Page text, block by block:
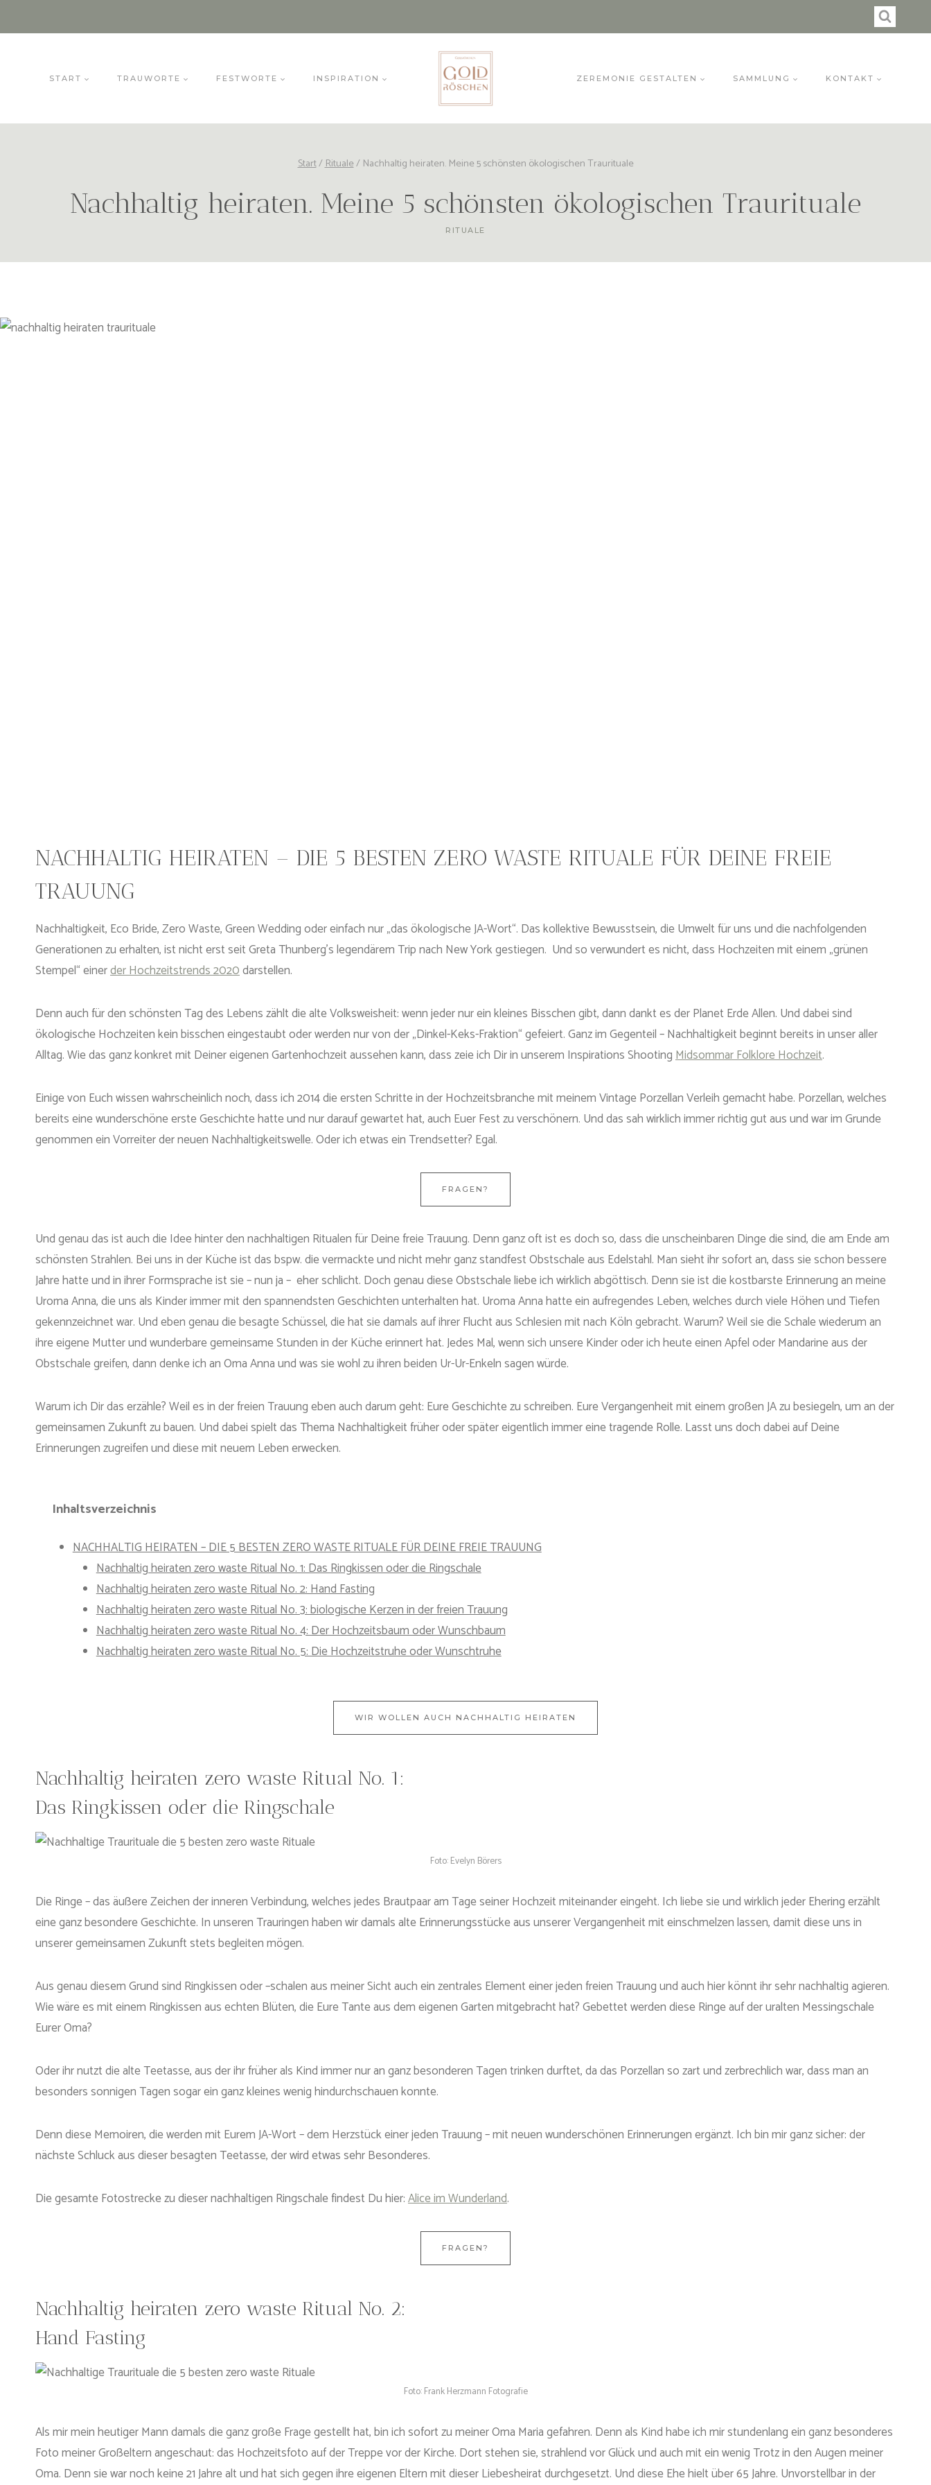
Inhalt
START TRAUWORTE FESTWORTE INSPIRATION ZEREMONIE GESTALTEN SAMMLUNG KONTAKT
Start/Rituale/ Nachhaltig heiraten. Meine 5 schönsten ökologischen Traurituale
Nachhaltig heiraten. Meine 5 schönsten ökologischen Traurituale
RITUALE
NACHHALTIG HEIRATEN – DIE 5 BESTEN ZERO WASTE RITUALE FÜR DEINE FREIE
TRAUUNG
Nachhaltigkeit, Eco Bride, Zero Waste, Green Wedding oder einfach nur „das ökologische JA-Wort“. Das kollektive Bewusstsein, die Umwelt für uns und die nachfolgenden
Generationen zu erhalten, ist nicht erst seit Greta Thunberg’s legendärem Trip nach New York gestiegen. Und so verwundert es nicht, dass Hochzeiten mit einem „grünen
Stempel“ einerder Hochzeitstrends 2020darstellen.
Denn auch für den schönsten Tag des Lebens zählt die alte Volksweisheit: wenn jeder nur ein kleines Bisschen gibt, dann dankt es der Planet Erde Allen. Und dabei sind
ökologische Hochzeiten kein bisschen eingestaubt oder werden nur von der „Dinkel-Keks-Fraktion“ gefeiert. Ganz im Gegenteil – Nachhaltigkeit beginnt bereits in unser aller
Alltag. Wie das ganz konkret mit Deiner eigenen Gartenhochzeit aussehen kann, dass zeie ich Dir in unserem Inspirations ShootingMidsommar Folklore Hochzeit.
Einige von Euch wissen wahrscheinlich noch, dass ich 2014 die ersten Schritte in der Hochzeitsbranche mit meinem Vintage Porzellan Verleih gemacht habe. Porzellan, welches
bereits eine wunderschöne erste Geschichte hatte und nur darauf gewartet hat, auch Euer Fest zu verschönern. Und das sah wirklich immer richtig gut aus und war im Grunde
genommen ein Vorreiter der neuen Nachhaltigkeitswelle. Oder ich etwas ein Trendsetter? Egal.
FRAGEN?
Und genau das ist auch die Idee hinter den nachhaltigen Ritualen für Deine freie Trauung. Denn ganz oft ist es doch so, dass die unscheinbaren Dinge die sind, die am Ende am
schönsten Strahlen. Bei uns in der Küche ist das bspw. die vermackte und nicht mehr ganz standfest Obstschale aus Edelstahl. Man sieht ihr sofort an, dass sie schon bessere
Jahre hatte und in ihrer Formsprache ist sie – nun ja – eher schlicht. Doch genau diese Obstschale liebe ich wirklich abgöttisch. Denn sie ist die kostbarste Erinnerung an meine
Uroma Anna, die uns als Kinder immer mit den spannendsten Geschichten unterhalten hat. Uroma Anna hatte ein aufregendes Leben, welches durch viele Höhen und Tiefen
gekennzeichnet war. Und eben genau die besagte Schüssel, die hat sie damals auf ihrer Flucht aus Schlesien mit nach Köln gebracht. Warum? Weil sie die Schale wiederum an
ihre eigene Mutter und wunderbare gemeinsame Stunden in der Küche erinnert hat. Jedes Mal, wenn sich unsere Kinder oder ich heute einen Apfel oder Mandarine aus der
Obstschale greifen, dann denke ich an Oma Anna und was sie wohl zu ihren beiden Ur-Ur-Enkeln sagen würde.
Warum ich Dir das erzähle? Weil es in der freien Trauung eben auch darum geht: Eure Geschichte zu schreiben. Eure Vergangenheit mit einem großen JA zu besiegeln, um an der
gemeinsamen Zukunft zu bauen. Und dabei spielt das Thema Nachhaltigkeit früher oder später eigentlich immer eine tragende Rolle. Lasst uns doch dabei auf Deine
Erinnerungen zugreifen und diese mit neuem Leben erwecken.
Inhaltsverzeichnis
NACHHALTIG HEIRATEN – DIE 5 BESTEN ZERO WASTE RITUALE FÜR DEINE FREIE TRAUUNG
Nachhaltig heiraten zero waste Ritual No. 1: Das Ringkissen oder die Ringschale
Nachhaltig heiraten zero waste Ritual No. 2: Hand Fasting
Nachhaltig heiraten zero waste Ritual No. 3: biologische Kerzen in der freien Trauung
Nachhaltig heiraten zero waste Ritual No. 4: Der Hochzeitsbaum oder Wunschbaum
Nachhaltig heiraten zero waste Ritual No. 5: Die Hochzeitstruhe oder Wunschtruhe
WIR WOLLEN AUCH NACHHALTIG HEIRATEN
Nachhaltig heiraten zero waste Ritual No. 1:
Das Ringkissen oder die Ringschale
Foto: Evelyn Börers
Die Ringe – das äußere Zeichen der inneren Verbindung, welches jedes Brautpaar am Tage seiner Hochzeit miteinander eingeht. Ich liebe sie und wirklich jeder Ehering erzählt
eine ganz besondere Geschichte. In unseren Trauringen haben wir damals alte Erinnerungsstücke aus unserer Vergangenheit mit einschmelzen lassen, damit diese uns in
unserer gemeinsamen Zukunft stets begleiten mögen.
Aus genau diesem Grund sind Ringkissen oder –schalen aus meiner Sicht auch ein zentrales Element einer jeden freien Trauung und auch hier könnt ihr sehr nachhaltig agieren.
Wie wäre es mit einem Ringkissen aus echten Blüten, die Eure Tante aus dem eigenen Garten mitgebracht hat? Gebettet werden diese Ringe auf der uralten Messingschale
Eurer Oma?
Oder ihr nutzt die alte Teetasse, aus der ihr früher als Kind immer nur an ganz besonderen Tagen trinken durftet, da das Porzellan so zart und zerbrechlich war, dass man an
besonders sonnigen Tagen sogar ein ganz kleines wenig hindurchschauen konnte.
Denn diese Memoiren, die werden mit Eurem JA-Wort – dem Herzstück einer jeden Trauung – mit neuen wunderschönen Erinnerungen ergänzt. Ich bin mir ganz sicher: der
nächste Schluck aus dieser besagten Teetasse, der wird etwas sehr Besonderes.
Die gesamte Fotostrecke zu dieser nachhaltigen Ringschale findest Du hier:Alice im Wunderland.
FRAGEN?
Nachhaltig heiraten zero waste Ritual No. 2:
Hand Fasting
Foto: Frank Herzmann Fotografie
Als mir mein heutiger Mann damals die ganz große Frage gestellt hat, bin ich sofort zu meiner Oma Maria gefahren. Denn als Kind habe ich mir stundenlang ein ganz besonderes
Foto meiner Großeltern angeschaut: das Hochzeitsfoto auf der Treppe vor der Kirche. Dort stehen sie, strahlend vor Glück und auch mit ein wenig Trotz in den Augen meiner
Oma. Denn sie war noch keine 21 Jahre alt und hat sich gegen ihre eigenen Eltern mit dieser Liebesheirat durchgesetzt. Und diese Ehe hielt über 65 Jahre. Unvorstellbar in der